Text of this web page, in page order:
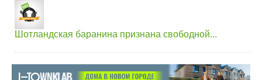
Шотландская баранина признана свободной...